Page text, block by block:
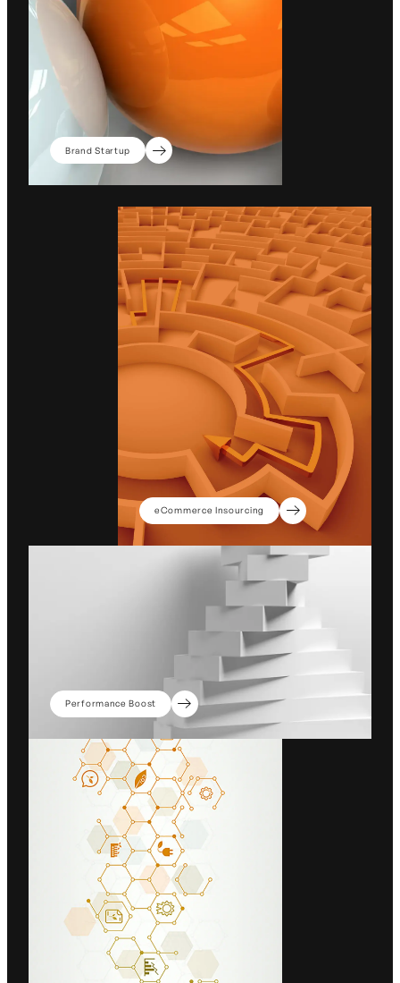
Brand Startup
eCommerce Insourcing
Performance Boost